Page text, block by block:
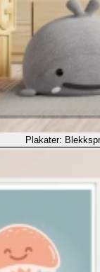
Plakater: